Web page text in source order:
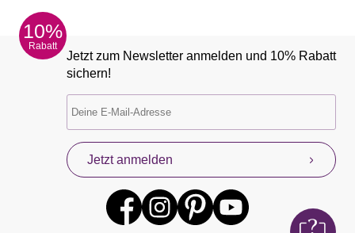
10%
Rabatt
Jetzt zum Newsletter anmelden und 10% Rabatt
sichern!
Jetzt anmelden